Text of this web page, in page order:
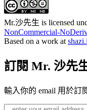
Mr.沙先生 is licensed
NonCommercial-
Based on a work at
訂閱 Mr. 沙先
輸入你的 email 用於訂
enter